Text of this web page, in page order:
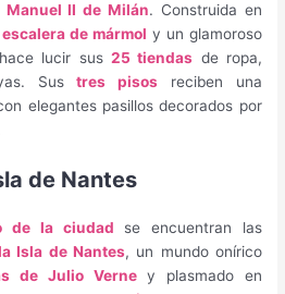
II de Milán. Construida en
escalera de mármol y un glamoroso
lucir sus 25 tiendas de ropa,
Sustres pisos reciben una
elegantes pasillos decorados por
de Nantes
de la ciudad se encuentran las
Isla de Nantes, un mundo onírico
de Julio Verney plasmado en